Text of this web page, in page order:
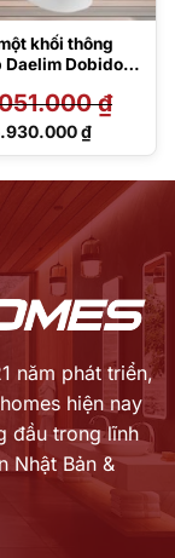
khối thông
Daelim Dobidos
₫
Giá
26.051.000 ₫.
₫
Giá
16.930.000 ₫.
năm phát triển,
hiện nay
đầu trong lĩnh
Nhật Bản &